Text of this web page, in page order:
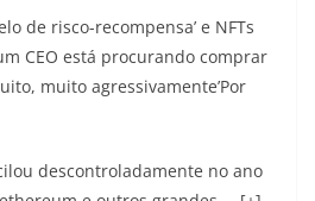
de risco-recompensa’ e NFTs
CEO está procurando comprar
muito agressivamente’Por
descontroladamente no ano